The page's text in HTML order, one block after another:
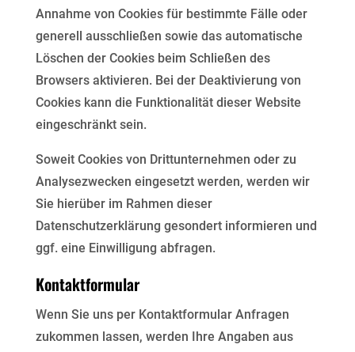
Annahme von Cookies für bestimmte Fälle oder
generell ausschließen sowie das automatische
Löschen der Cookies beim Schließen des
Browsers aktivieren. Bei der Deaktivierung von
Cookies kann die Funktionalität dieser Website
eingeschränkt sein.
Soweit Cookies von Drittunternehmen oder zu
Analysezwecken eingesetzt werden, werden wir
Sie hierüber im Rahmen dieser
Datenschutzerklärung gesondert informieren und
ggf. eine Einwilligung abfragen.
Kontaktformular
Wenn Sie uns per Kontaktformular Anfragen
zukommen lassen, werden Ihre Angaben aus